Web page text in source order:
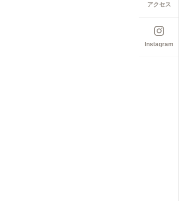
アクセス
Instagram